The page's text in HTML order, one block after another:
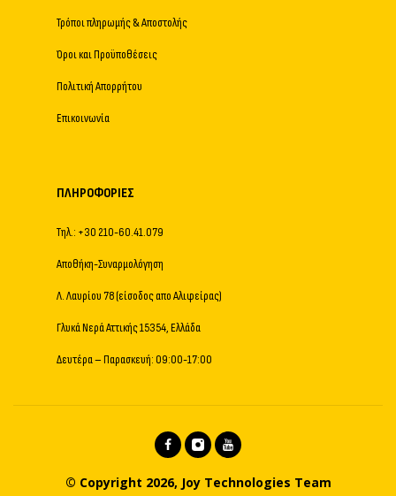
Τρόποι πληρωμής & Αποστολής
Όροι και Προϋποθέσεις
Πολιτική Απορρήτου
Επικοινωνία
ΠΛΗΡΟΦΟΡΊΕΣ
Τηλ.: +30 210-60.41.079
Αποθήκη-Συναρμολόγηση
Λ. Λαυρίου 78 (είσοδος απο Αλιφείρας)
Γλυκά Νερά Αττικής 15354, Ελλάδα
Δευτέρα – Παρασκευή: 09:00-17:00
© Copyright 2026, Joy Technologies Team